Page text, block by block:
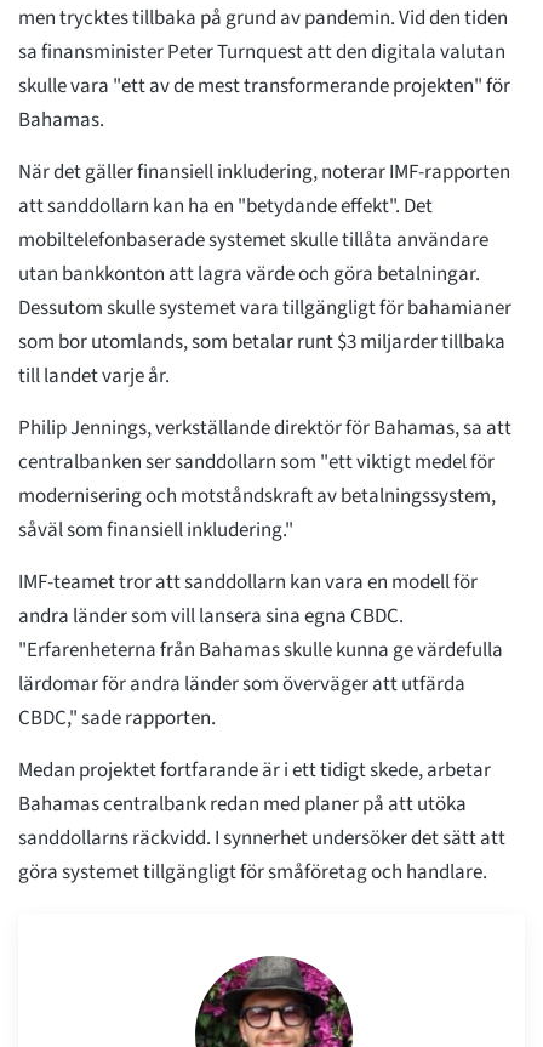
men trycktes tillbaka på grund av pandemin. Vid den tiden
sa finansminister Peter Turnquest att den digitala valutan
skulle vara "ett av de mest transformerande projekten" för
Bahamas.
När det gäller finansiell inkludering, noterar IMF-rapporten
att sanddollarn kan ha en "betydande effekt". Det
mobiltelefonbaserade systemet skulle tillåta användare
utan bankkonton att lagra värde och göra betalningar.
Dessutom skulle systemet vara tillgängligt för bahamianer
som bor utomlands, som betalar runt $3 miljarder tillbaka
till landet varje år.
Philip Jennings, verkställande direktör för Bahamas, sa att
centralbanken ser sanddollarn som "ett viktigt medel för
modernisering och motståndskraft av betalningssystem,
såväl som finansiell inkludering."
IMF-teamet tror att sanddollarn kan vara en modell för
andra länder som vill lansera sina egna CBDC.
"Erfarenheterna från Bahamas skulle kunna ge värdefulla
lärdomar för andra länder som överväger att utfärda
CBDC," sade rapporten.
Medan projektet fortfarande är i ett tidigt skede, arbetar
Bahamas centralbank redan med planer på att utöka
sanddollarns räckvidd. I synnerhet undersöker det sätt att
göra systemet tillgängligt för småföretag och handlare.